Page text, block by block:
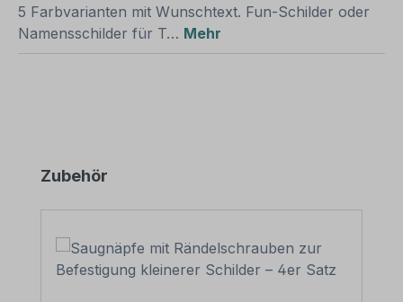
5 Farbvarianten mit Wunschtext. Fun-Schilder oder
Namensschilder für T… Mehr
Produktgalerie überspringen
Zubehör